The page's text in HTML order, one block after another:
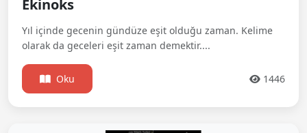
Ekinoks
Yıl içinde gecenin gündüze eşit olduğu zaman. Kelime
olarak da geceleri eşit zaman demektir....
Oku 1446